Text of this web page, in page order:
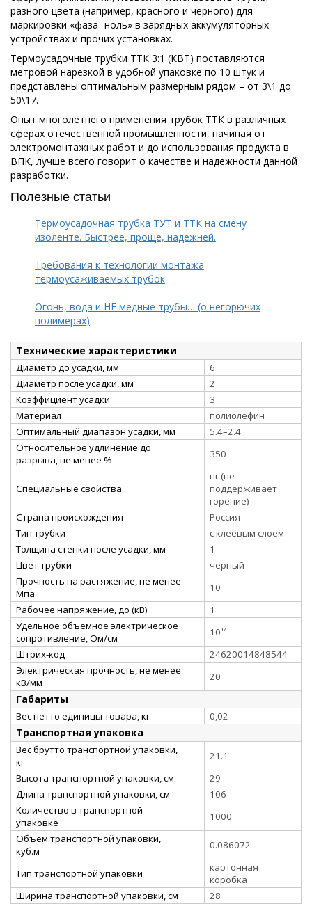
разного цвета (например, красного и черного) для
маркировки «фаза- ноль» в зарядных аккумуляторных
устройствах и прочих установках.
Термоусадочные трубки ТТК 3:1 (КВТ) поставляются
метровой нарезкой в удобной упаковке по 10 штук и
представлены оптимальным размерным рядом – от 3\1 до
50\17.
Опыт многолетнего применения трубок ТТК в различных
сферах отечественной промышленности, начиная от
электромонтажных работ и до использования продукта в
ВПК, лучше всего говорит о качестве и надежности данной
разработки.
Полезные статьи
Термоусадочная трубка ТУТ и ТТК на смену
изоленте. Быстрее, проще, надежней.
Требования к технологии монтажа
термоусаживаемых трубок
Огонь, вода и НЕ медные трубы… (о негорючих
полимерах)
Технические характеристики
Диаметр до усадки, мм
6
Диаметр после усадки, мм
2
Коэффициент усадки
3
Материал
полиолефин
Оптимальный диапазон усадки, мм
5.4–2.4
Относительное удлинение до
разрыва, не менее %
350
Специальные свойства
нг (не
поддерживает
горение)
Страна происхождения
Россия
Тип трубки
с клеевым слоем
Толщина стенки после усадки, мм
1
Цвет трубки
черный
Прочность на растяжение, не менее
Мпа
10
Рабочее напряжение, до (кВ)
1
Удельное объемное электрическое
сопротивление, Ом/см
10¹⁴
Штрих-код
24620014848544
Электрическая прочность, не менее
кВ/мм
20
Габариты
Вес нетто единицы товара, кг 0,02
Транспортная упаковка
Вес брутто транспортной упаковки,
кг
21.1
Высота транспортной упаковки, см
29
Длина транспортной упаковки, см
106
Количество в транспортной
упаковке
1000
Объём транспортной упаковки,
куб.м
0.086072
Тип транспортной упаковки
картонная
коробка
Ширина транспортной упаковки, см
28